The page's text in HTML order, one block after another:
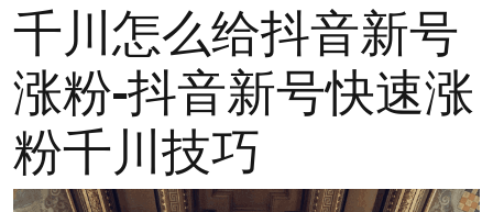
千川怎么给抖音新号
涨粉-抖音新号快速涨
粉千川技巧